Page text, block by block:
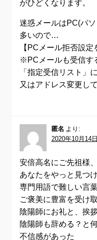
がひどくなります。
迷惑メールはPC(パ
多いので…
【PCメール拒否設定
※PCメールも受信す
「指定受信リスト」
又はアドレス変更し
匿名 より:
2020年10月14
安倍高名にご先祖様
あなたをやっと見つ
専門用語で難しい言
ご褒美に豊富を受け
陰陽師にお礼と、挨
陰陽師も辞める？と
不信感があった